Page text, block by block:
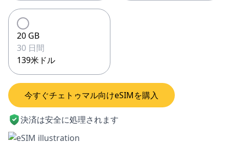
20 GB
30 日間
139米ドル
今すぐチェトゥマル向けeSIMを購入
決済は安全に処理されます